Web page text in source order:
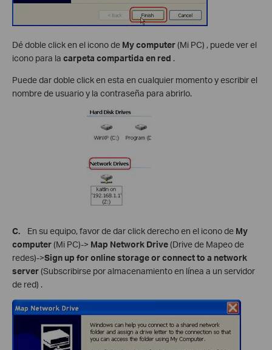
Dé doble click en el icono de My computer(Mi PC) , puede ver el
icono para la carpeta compartida en red .
Puede dar doble click en esta en cualquier momento y escribir el
nombre de usuario y la contraseña para abrirlo.
C. En su equipo, favor de dar click derecho en el icono de My
computer(Mi PC)-> Map Network Drive(Drive de Mapeo de
redes)->Sign up for online storage or connect to a network
server(Subscribirse por almacenamiento en línea a un servidor
de red) .